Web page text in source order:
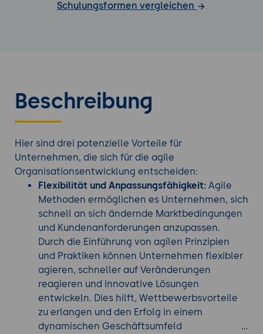
Schulungsformen vergleichen
Beschreibung
Hier sind drei potenzielle Vorteile für
Unternehmen, die sich für die agile
Organisationsentwicklung entscheiden:
Flexibilität und Anpassungsfähigkeit: Agile
Methoden ermöglichen es Unternehmen, sich
schnell an sich ändernde Marktbedingungen
und Kundenanforderungen anzupassen.
Durch die Einführung von agilen Prinzipien
und Praktiken können Unternehmen flexibler
agieren, schneller auf Veränderungen
reagieren und innovative Lösungen
entwickeln. Dies hilft, Wettbewerbsvorteile
zu erlangen und den Erfolg in einem
dynamischen Geschäftsumfeld